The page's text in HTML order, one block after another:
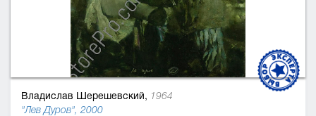
Владислав Шерешевский, 1964
"Лев Дуров", 2000